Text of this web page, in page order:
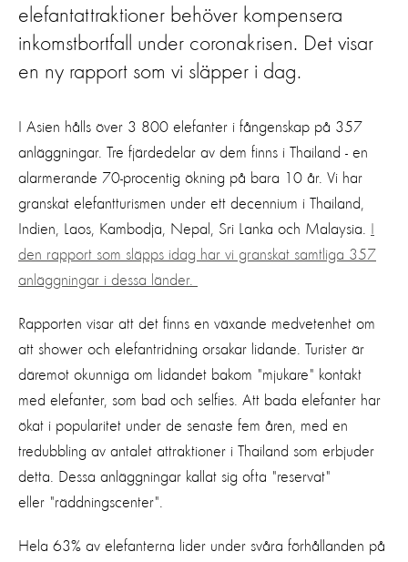
elefantattraktioner behöver kompensera
inkomstbortfall under coronakrisen. Det visar
en ny rapport som vi släpper i dag.
I Asien hålls över 3 800 elefanter i fångenskap på 357
anläggningar. Tre fjärdedelar av dem finns i Thailand - en
alarmerande 70-procentig ökning på bara 10 år. Vi har
granskat elefantturismen under ett decennium i Thailand,
Indien, Laos, Kambodja, Nepal, Sri Lanka och Malaysia.
den rapport som släpps idag har vi granskat samtliga 357
anläggningar i dessa länder.
Rapporten visar att det finns en växande medvetenhet om
att shower och elefantridning orsakar lidande. Turister är
däremot okunniga om lidandet bakom "mjukare" kontakt
med elefanter, som bad och selfies. Att bada elefanter har
ökat i popularitet under de senaste fem åren, med en
tredubbling av antalet attraktioner i Thailand som erbjuder
detta. Dessa anläggningar kallat sig ofta "reservat"
eller "räddningscenter".
Hela 63% av elefanterna lider under svåra förhållanden på